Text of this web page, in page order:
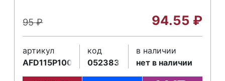
95₽ 94.55 ₽
артикул
AFD115P100
код
052383
в наличии
нет в наличии